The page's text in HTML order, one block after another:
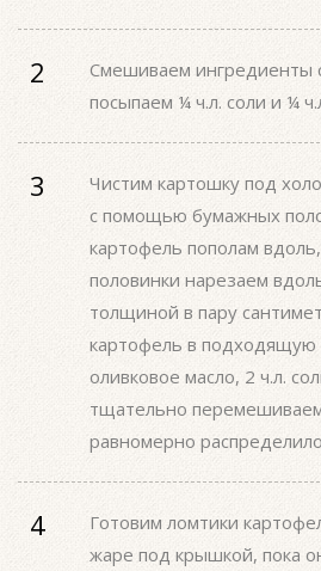
Смешиваем ингредиенты
посыпаем ¼ ч.л. соли и ¼
Чистим картошку под
с помощью бумажных
картофель пополам
половинки нарезаем
толщиной в пару
картофель в подходящую
оливковое масло, 2 ч.л.
тщательно
равномерно
Готовим ломтики
жаре под крышкой, пока